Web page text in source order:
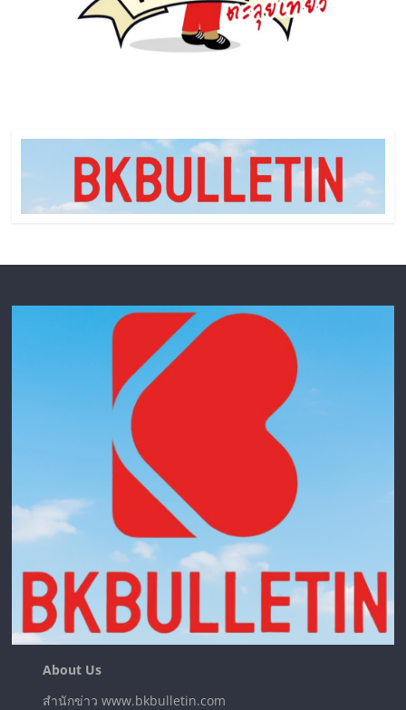
About Us
สำนักข่าว www.bkbulletin.com